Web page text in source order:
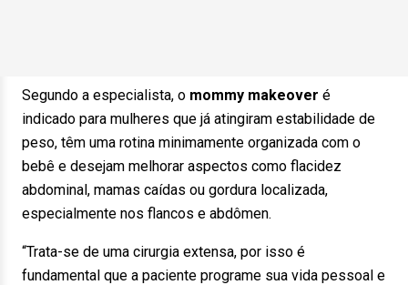
Segundo a especialista, o mommy makeover é
indicado para mulheres que já atingiram estabilidade de
peso, têm uma rotina minimamente organizada com o
bebê e desejam melhorar aspectos como flacidez
abdominal, mamas caídas ou gordura localizada,
especialmente nos flancos e abdômen.
“Trata-se de uma cirurgia extensa, por isso é
fundamental que a paciente programe sua vida pessoal e